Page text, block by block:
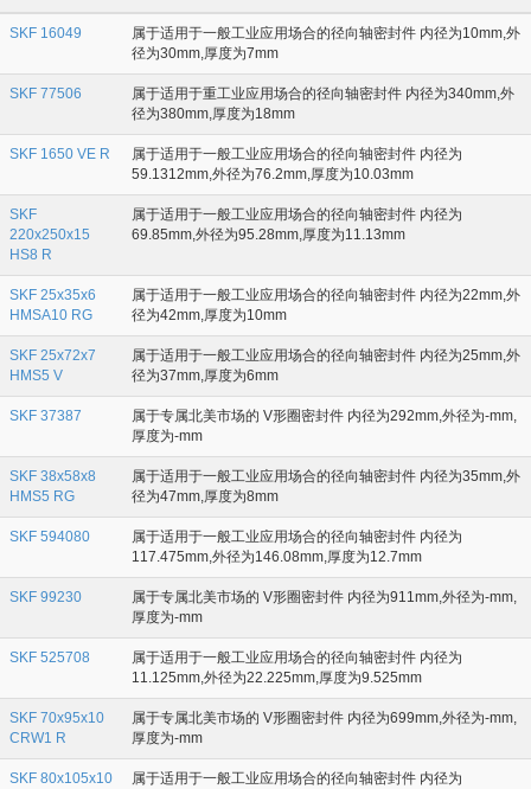
SKF 16049
属于适用于一般工业应用场合的径向轴密封件 内径为10mm,外
径为30mm,厚度为7mm
SKF 77506
属于适用于重工业应用场合的径向轴密封件 内径为340mm,外
径为380mm,厚度为18mm
SKF 1650 VE R
属于适用于一般工业应用场合的径向轴密封件 内径为
59.1312mm,外径为76.2mm,厚度为10.03mm
SKF
220x250x15
HS8 R
属于适用于一般工业应用场合的径向轴密封件 内径为
69.85mm,外径为95.28mm,厚度为11.13mm
SKF 25x35x6
HMSA10 RG
属于适用于一般工业应用场合的径向轴密封件 内径为22mm,外
径为42mm,厚度为10mm
SKF 25x72x7
HMS5 V
属于适用于一般工业应用场合的径向轴密封件 内径为25mm,外
径为37mm,厚度为6mm
SKF 37387
属于专属北美市场的 V形圈密封件 内径为292mm,外径为-mm,
厚度为-mm
SKF 38x58x8
HMS5 RG
属于适用于一般工业应用场合的径向轴密封件 内径为35mm,外
径为47mm,厚度为8mm
SKF 594080
属于适用于一般工业应用场合的径向轴密封件 内径为
117.475mm,外径为146.08mm,厚度为12.7mm
SKF 99230
属于专属北美市场的 V形圈密封件 内径为911mm,外径为-mm,
厚度为-mm
SKF 525708
属于适用于一般工业应用场合的径向轴密封件 内径为
11.125mm,外径为22.225mm,厚度为9.525mm
SKF 70x95x10
CRW1 R
属于专属北美市场的 V形圈密封件 内径为699mm,外径为-mm,
厚度为-mm
SKF 80x105x10
属于适用于一般工业应用场合的径向轴密封件 内径为